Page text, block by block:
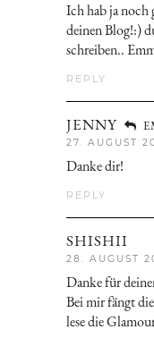
Ich hab ja noch
deinen Blog!:)
schreiben..
REPLY
JENNY
27. AUGUST
Danke dir!
REPLY
SHISHII
28. AUGUST
Danke für
Bei mir fängt
lese die